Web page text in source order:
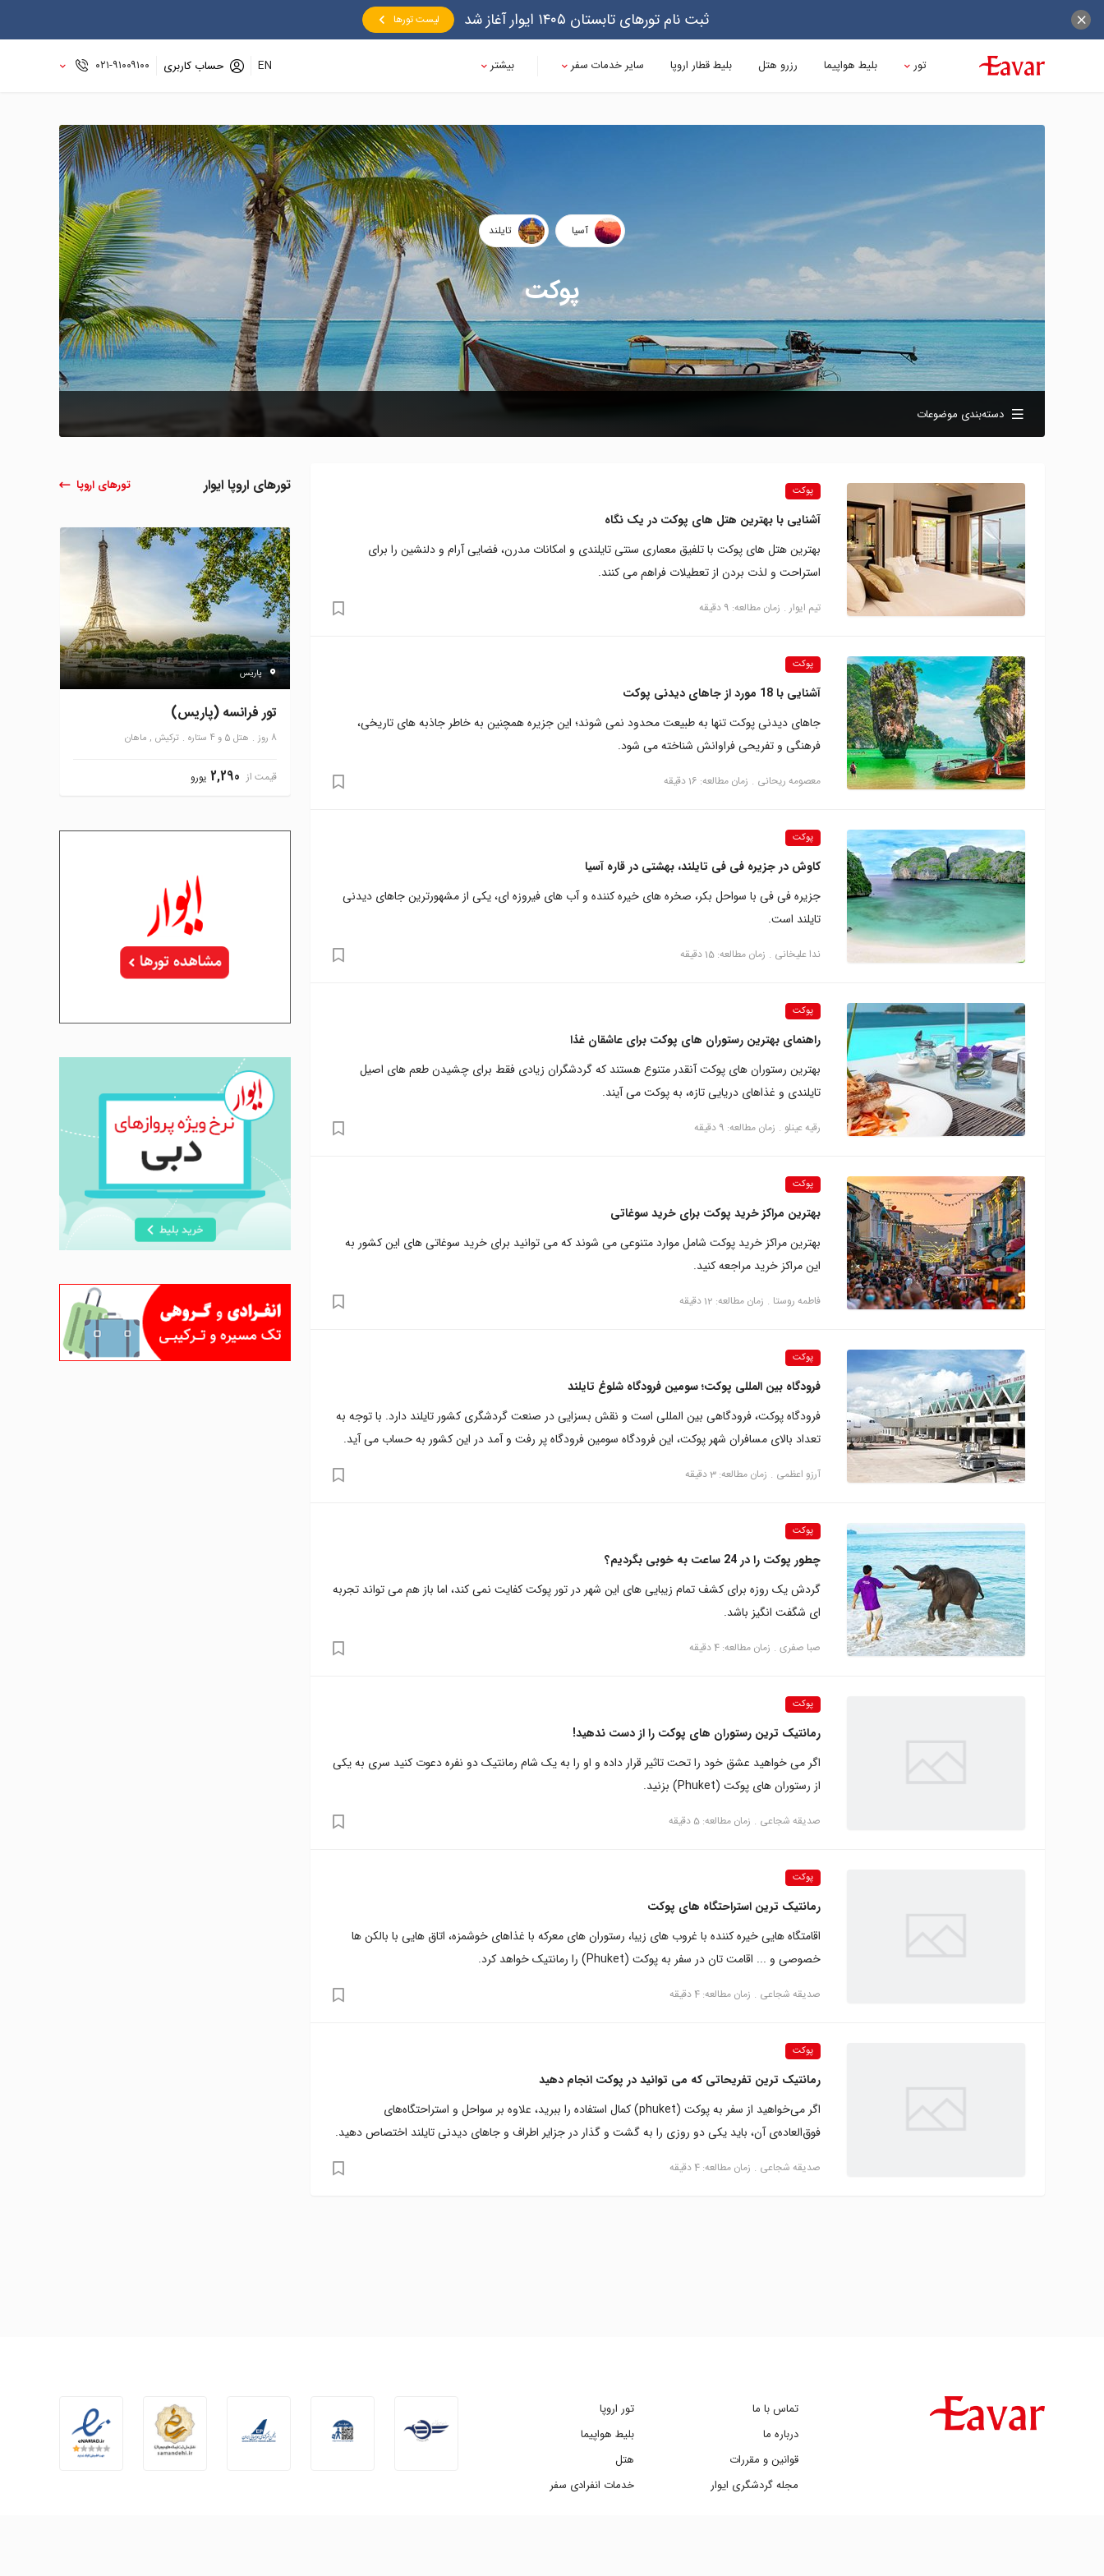
ثبت نام تورهای تابستان ۱۴۰۵ ایوار آغاز شد لیست تورها
تور بلیط هواپیما رزرو هتل بلیط قطار اروپا سایر خدمات سفر بیشتر EN حساب کاربری ۰۲۱-۹۱۰۰۹۱۰۰
آسیا تایلند
پوکت
دسته‌بندی موضوعات
پوکت
آشنایی با بهترین هتل های پوکت در یک نگاه
بهترین هتل های پوکت با تلفیق معماری سنتی تایلندی و امکانات مدرن، فضایی آرام و دلنشین را برای
استراحت و لذت بردن از تعطیلات فراهم می کنند.
تیم ایوار زمان مطالعه: 9 دقیقه
پوکت
آشنایی با 18 مورد از جاهای دیدنی پوکت
جاهای دیدنی پوکت تنها به طبیعت محدود نمی شوند؛ این جزیره همچنین به خاطر جاذبه های تاریخی،
فرهنگی و تفریحی فراوانش شناخته می شود.
معصومه ریحانی زمان مطالعه: 16 دقیقه
پوکت
کاوش در جزیره فی فی تایلند، بهشتی در قاره آسیا
جزیره فی فی با سواحل بکر، صخره های خیره کننده و آب های فیروزه ای، یکی از مشهورترین جاهای دیدنی
تایلند است.
ندا علیخانی زمان مطالعه: 15 دقیقه
پوکت
راهنمای بهترین رستوران های پوکت برای عاشقان غذا
بهترین رستوران های پوکت آنقدر متنوع هستند که گردشگران زیادی فقط برای چشیدن طعم های اصیل
تایلندی و غذاهای دریایی تازه، به پوکت می آیند.
رقیه عینلو زمان مطالعه: 9 دقیقه
پوکت
بهترین مراکز خرید پوکت برای خرید سوغاتی
بهترین مراکز خرید پوکت شامل موارد متنوعی می شوند که می توانید برای خرید سوغاتی های این کشور به
این مراکز خرید مراجعه کنید.
فاطمه روستا زمان مطالعه: 12 دقیقه
پوکت
فرودگاه بین المللی پوکت؛ سومین فرودگاه شلوغ تایلند
فرودگاه پوکت، فرودگاهی بین المللی است و نقش بسزایی در صنعت گردشگری کشور تایلند دارد. با توجه به
تعداد بالای مسافران شهر پوکت، این فرودگاه سومین فرودگاه پر رفت و آمد در این کشور به حساب می آید.
آرزو اعظمی زمان مطالعه: 3 دقیقه
پوکت
چطور پوکت را در 24 ساعت به خوبی بگردیم؟
گردش یک روزه برای کشف تمام زیبایی های این شهر در تور پوکت کفایت نمی کند، اما باز هم می تواند تجربه
ای شگفت انگیز باشد.
صبا صفری زمان مطالعه: 4 دقیقه
پوکت
رمانتیک ترین رستوران های پوکت را از دست ندهید!
اگر می خواهید عشق خود را تحت تاثیر قرار داده و او را به یک شام رمانتیک دو نفره دعوت کنید سری به یکی
از رستوران های پوکت (Phuket) بزنید.
صدیقه شجاعی زمان مطالعه: 5 دقیقه
پوکت
رمانتیک ترین استراحتگاه های پوکت
اقامتگاه هایی خیره کننده با غروب های زیبا، رستوران های معرکه با غذاهای خوشمزه، اتاق هایی با بالکن ها
خصوصی و ... اقامت تان در سفر به پوکت (Phuket) را رمانتیک خواهد کرد.
صدیقه شجاعی زمان مطالعه: 4 دقیقه
پوکت
رمانتیک ترین تفریحاتی که می‌ توانید در پوکت انجام دهید
اگر می‌خواهید از سفر به پوکت (phuket) کمال استفاده را ببرید، علاوه بر سواحل و استراحتگاه‌های
فوق‌العاده‌ی آن، باید یکی دو روزی را به گشت و گذار در جزایر اطراف و جاهای دیدنی تایلند اختصاص دهید.
صدیقه شجاعی زمان مطالعه: 4 دقیقه
تورهای اروپا ایوار تورهای اروپا
پاریس
تور فرانسه (پاریس)
8 روز هتل 5 و 4 ستاره ترکیش , ماهان
قیمت از 2,290 یورو
تماس با ما
درباره ما
قوانین و مقررات
مجله گردشگری ایوار
تور اروپا
بلیط هواپیما
هتل
خدمات انفرادی سفر